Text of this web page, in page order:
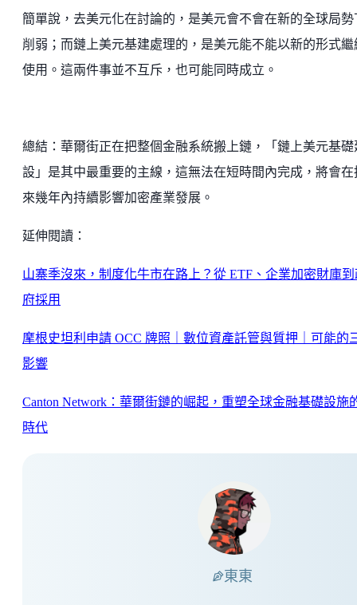
簡單說，去美元化在討論的，是美元會不會在新的全球局勢
削弱；而鏈上美元基建處理的，是美元能不能以新的形式繼
使用。這兩件事並不互斥，也可能同時成立。
總結：華爾街正在把整個金融系統搬上鏈，「鏈上美元基礎
設」是其中最重要的主線，這無法在短時間內完成，將會在
來幾年內持續影響加密產業發展。
延伸閱讀：
山寨季沒來，制度化牛市在路上？從 ETF、企業加密財庫到
府採用
摩根史坦利申請 OCC 牌照｜數位資產託管與質押｜可能的
影響
Canton Network：華爾街鏈的崛起，重塑全球金融基礎設施
時代
東東